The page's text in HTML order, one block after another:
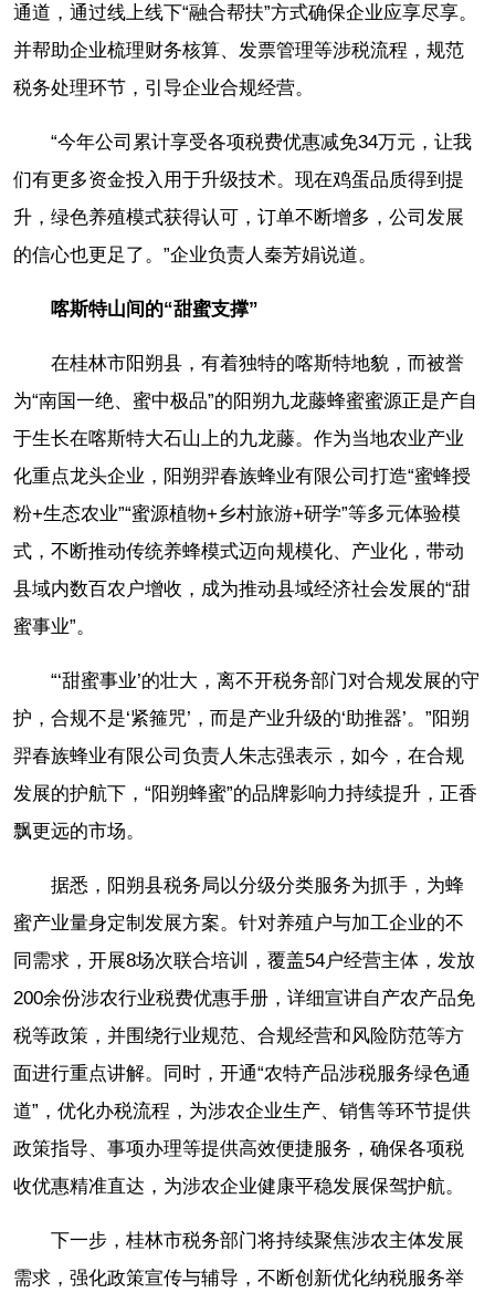
通道，通过线上线下“融合帮扶”方式确保企业应享尽享。
并帮助企业梳理财务核算、发票管理等涉税流程，规范
税务处理环节，引导企业合规经营。
“今年公司累计享受各项税费优惠减免34万元，让我
们有更多资金投入用于升级技术。现在鸡蛋品质得到提
升，绿色养殖模式获得认可，订单不断增多，公司发展
的信心也更足了。”企业负责人秦芳娟说道。
喀斯特山间的“甜蜜支撑”
在桂林市阳朔县，有着独特的喀斯特地貌，而被誉
为“南国一绝、蜜中极品”的阳朔九龙藤蜂蜜蜜源正是产自
于生长在喀斯特大石山上的九龙藤。作为当地农业产业
化重点龙头企业，阳朔羿春族蜂业有限公司打造“蜜蜂授
粉+生态农业”“蜜源植物+乡村旅游+研学”等多元体验模
式，不断推动传统养蜂模式迈向规模化、产业化，带动
县域内数百农户增收，成为推动县域经济社会发展的“甜
蜜事业”。
“‘甜蜜事业’的壮大，离不开税务部门对合规发展的守
护，合规不是‘紧箍咒’，而是产业升级的‘助推器’。”阳朔
羿春族蜂业有限公司负责人朱志强表示，如今，在合规
发展的护航下，“阳朔蜂蜜”的品牌影响力持续提升，正香
飘更远的市场。
据悉，阳朔县税务局以分级分类服务为抓手，为蜂
蜜产业量身定制发展方案。针对养殖户与加工企业的不
同需求，开展8场次联合培训，覆盖54户经营主体，发放
200余份涉农行业税费优惠手册，详细宣讲自产农产品免
税等政策，并围绕行业规范、合规经营和风险防范等方
面进行重点讲解。同时，开通“农特产品涉税服务绿色通
道”，优化办税流程，为涉农企业生产、销售等环节提供
政策指导、事项办理等提供高效便捷服务，确保各项税
收优惠精准直达，为涉农企业健康平稳发展保驾护航。
下一步，桂林市税务部门将持续聚焦涉农主体发展
需求，强化政策宣传与辅导，不断创新优化纳税服务举